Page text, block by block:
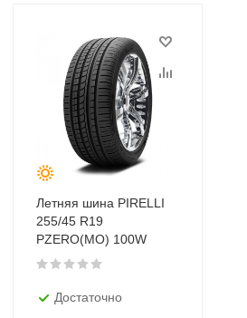
Летняя шина PIRELLI
255/45 R19
PZERO(МО) 100W
Достаточно